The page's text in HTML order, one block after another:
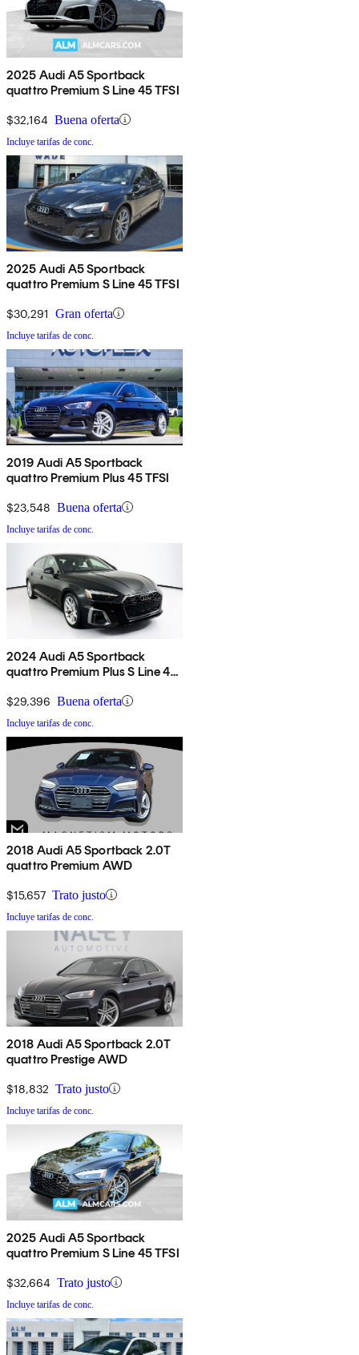
2025 Audi A5 Sportback
quattro Premium S Line 45 TFSI
$32,164 Buena oferta
Incluye tarifas de conc.
2025 Audi A5 Sportback
quattro Premium S Line 45 TFSI
$30,291 Gran oferta
Incluye tarifas de conc.
2019 Audi A5 Sportback
quattro Premium Plus 45 TFSI
$23,548 Buena oferta
Incluye tarifas de conc.
2024 Audi A5 Sportback
quattro Premium Plus S Line 45
$29,396 Buena oferta
Incluye tarifas de conc.
2018 Audi A5 Sportback 2.0T
quattro Premium AWD
$15,657 Trato justo
Incluye tarifas de conc.
2018 Audi A5 Sportback 2.0T
quattro Prestige AWD
$18,832 Trato justo
Incluye tarifas de conc.
2025 Audi A5 Sportback
quattro Premium S Line 45 TFSI
$32,664 Trato justo
Incluye tarifas de conc.